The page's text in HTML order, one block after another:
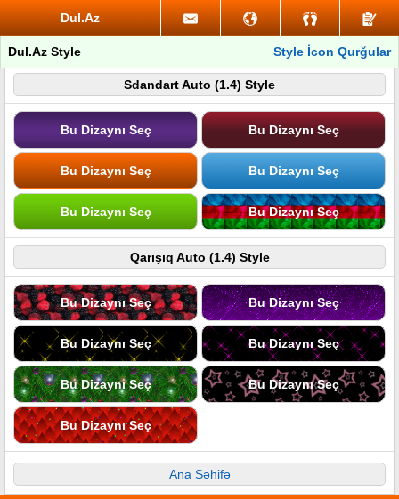
Dul.Az
Dul.Az Style Style İcon Qurğular
Sdandart Auto (1.4) Style
Bu Dizaynı Seç Bu Dizaynı Seç
Bu Dizaynı Seç Bu Dizaynı Seç
Bu Dizaynı Seç Bu Dizaynı Seç
Qarışıq Auto (1.4) Style
Bu Dizaynı Seç Bu Dizaynı Seç
Bu Dizaynı Seç Bu Dizaynı Seç
Bu Dizaynı Seç Bu Dizaynı Seç
Bu Dizaynı Seç
Ana Səhifə